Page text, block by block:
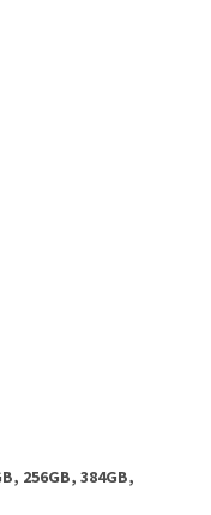
256GB, 384GB,